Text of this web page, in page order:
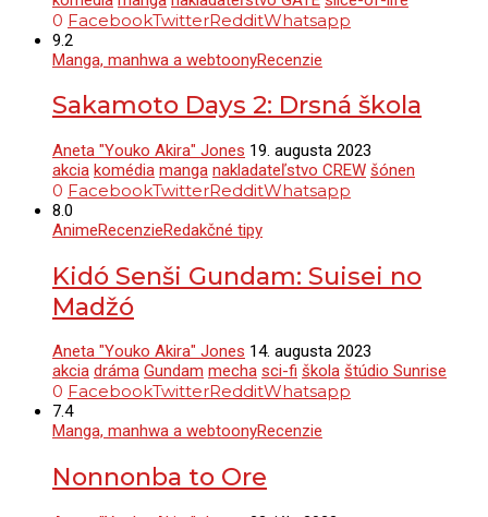
0 FacebookTwitterRedditWhatsapp
9.2
Manga, manhwa a webtoonyRecenzie
Sakamoto Days 2: Drsná škola
Aneta "Youko Akira" Jones 19. augusta 2023
akcia komédia manga nakladateľstvo CREW šónen
0 FacebookTwitterRedditWhatsapp
8.0
AnimeRecenzieRedakčné tipy
Kidó Senši Gundam: Suisei no
Madžó
Aneta "Youko Akira" Jones 14. augusta 2023
akcia dráma Gundam mecha sci-fi škola štúdio Sunrise
0 FacebookTwitterRedditWhatsapp
7.4
Manga, manhwa a webtoonyRecenzie
Nonnonba to Ore